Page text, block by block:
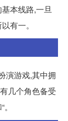
本线路,一旦
有一。
演游戏,其中拥
几个角色备受